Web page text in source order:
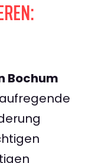
Bochum